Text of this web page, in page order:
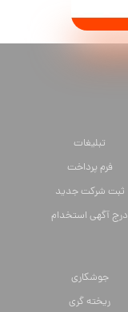
تبلیغات
فرم پرداخت
ثبت شرکت جدید
درج آگهی استخدام
جوشکاری
ریخته گری